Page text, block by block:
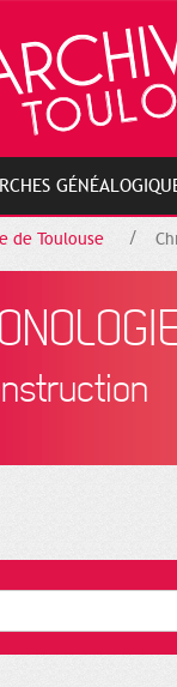
de Toulouse